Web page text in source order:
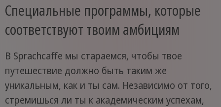
Специальные программы, которые
соответствуют твоим амбициям
В Sprachcaffe мы стараемся, чтобы твое
путешествие должно быть таким же
уникальным, как и ты сам. Независимо от того,
стремишься ли ты к академическим успехам,